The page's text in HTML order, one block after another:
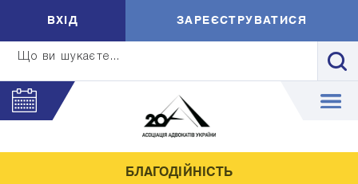
Що ви шукаєте...
ВXIД ЗАРЕЄСТРУВАТИСЯ
БЛАГОДІЙНІСТЬ